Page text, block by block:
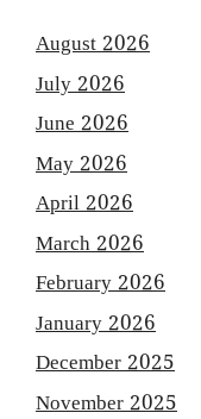
August 2026
July 2026
June 2026
May 2026
April 2026
March 2026
February 2026
January 2026
December 2025
November 2025